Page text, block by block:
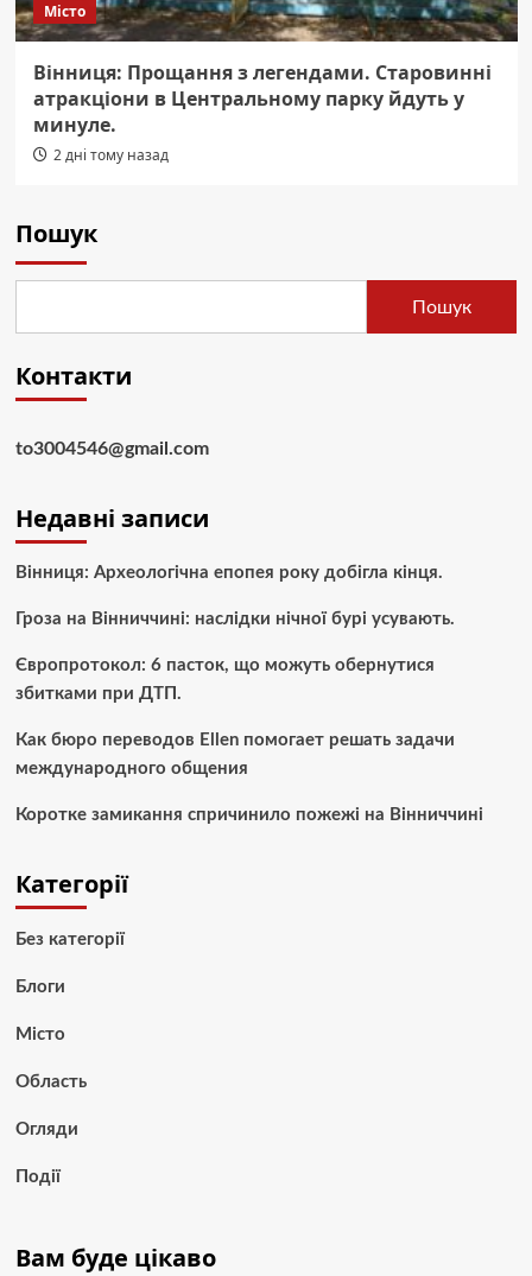
Місто
Вінниця: Прощання з легендами. Старовинні
атракціони в Центральному парку йдуть у
минуле.
2 дні тому назад
Пошук
Пошук
Контакти
to3004546@gmail.com
Недавні записи
Вінниця: Археологічна епопея року добігла кінця.
Гроза на Вінниччині: наслідки нічної бурі усувають.
Європротокол: 6 пасток, що можуть обернутися
збитками при ДТП.
Как бюро переводов Ellen помогает решать задачи
международного общения
Коротке замикання спричинило пожежі на Вінниччині
Категорії
Без категорії
Блоги
Місто
Область
Огляди
Події
Вам буде цікаво